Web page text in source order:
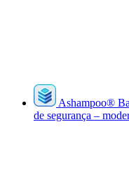
Ashampoo®
de segurança –